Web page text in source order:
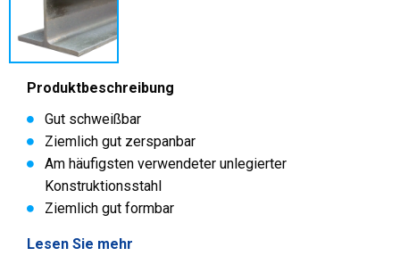
Produktbeschreibung
Gut schweißbar
Ziemlich gut zerspanbar
Am häufigsten verwendeter unlegierter
Konstruktionsstahl
Ziemlich gut formbar
Lesen Sie mehr